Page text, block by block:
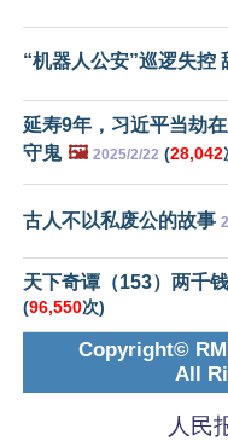
“机器人公安”巡逻失控
延寿9年，习近平当劫
守鬼 🖼️ 2025/2/22 (28,042
古人不以私废公的故事
天下奇谭（153）两千
(96,550次)
Copyright©
All
人民